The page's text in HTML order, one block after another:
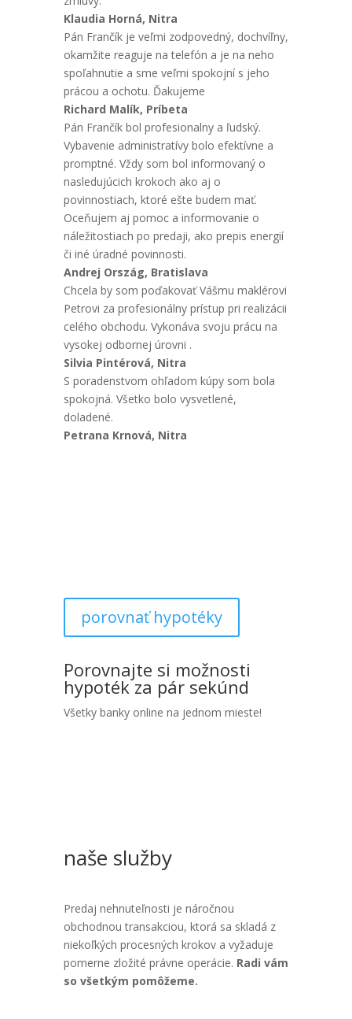
Klaudia Horná, Nitra
Pán Frančík je veľmi zodpovedný, dochvíľny,
okamžite reaguje na telefón a je na neho
spoľahnutie a sme veľmi spokojní s jeho
prácou a ochotu. Ďakujeme
Richard Malík, Príbeta
Pán Frančík bol profesionalny a ľudský.
Vybavenie administratívy bolo efektívne a
promptné. Vždy som bol informovaný o
nasledujúcich krokoch ako aj o
povinnostiach, ktoré ešte budem mať.
Oceňujem aj pomoc a informovanie o
náležitostiach po predaji, ako prepis energií
či iné úradné povinnosti.
Andrej Ország, Bratislava
Chcela by som poďakovať Vášmu maklérovi
Petrovi za profesionálny prístup pri realizácii
celého obchodu. Vykonáva svoju prácu na
vysokej odbornej úrovni .
Silvia Pintérová, Nitra
S poradenstvom ohľadom kúpy som bola
spokojná. Všetko bolo vysvetlené,
doladené.
Petrana Krnová, Nitra
porovnať hypotéky
Porovnajte si možnosti
hypoték za pár sekúnd
Všetky banky online na jednom mieste!
naše služby
Predaj nehnuteľnosti je náročnou
obchodnou transakciou, ktorá sa skladá z
niekoľkých procesných krokov a vyžaduje
pomerne zložité právne operácie. Radi vám
so všetkým pomôžeme.